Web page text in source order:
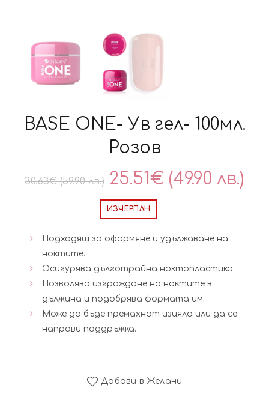
BASE ONE- Ув гел- 100мл.
Розов
30.63€ (59.90 лв.) Original
price
was:
(59.90
лв.).
25.51€ (49.90 лв.)
ИЗЧЕРПАН
Подходящ за оформяне и удължаване на
ноктите.
Осигурява дълготрайна ноктопластика.
Позволява изграждане на ноктите в
дължина и подобрява формата им.
Може да бъде премахнат изцяло или да се
направи поддръжка.
Добави в Желани